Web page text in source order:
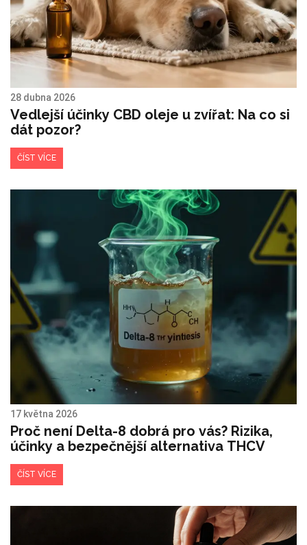
28 dubna 2026
Vedlejší účinky CBD oleje u zvířat: Na co si
dát pozor?
ČÍST VÍCE
17 května 2026
Proč není Delta-8 dobrá pro vás? Rizika,
účinky a bezpečnější alternativa THCV
ČÍST VÍCE